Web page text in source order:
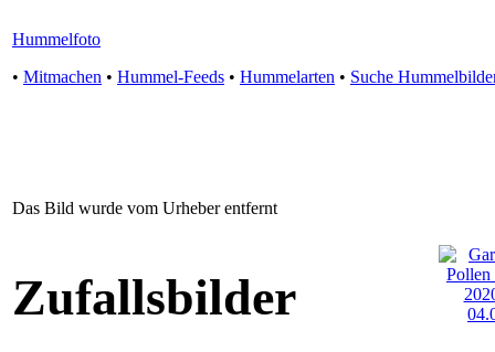
Hummelfoto
• Mitmachen • Hummel-Feeds • Hummelarten • Suche
Das Bild wurde vom Urheber entfernt
Zufallsbilder